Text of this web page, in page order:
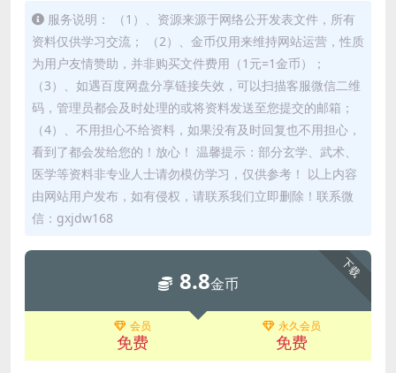
服务说明： （1）、资源来源于网络公开发表文件，所有
资料仅供学习交流； （2）、金币仅用来维持网站运营，性质
为用户友情赞助，并非购买文件费用（1元=1金币）；
（3）、如遇百度网盘分享链接失效，可以扫描客服微信二维
码，管理员都会及时处理的或将资料发送至您提交的邮箱；
（4）、不用担心不给资料，如果没有及时回复也不用担心，
看到了都会发给您的！放心！ 温馨提示：部分玄学、武术、
医学等资料非专业人士请勿模仿学习，仅供参考！ 以上内容
由网站用户发布，如有侵权，请联系我们立即删除！联系微
信：gxjdw168
下载
8.8金币
会员
免费
永久会员
免费